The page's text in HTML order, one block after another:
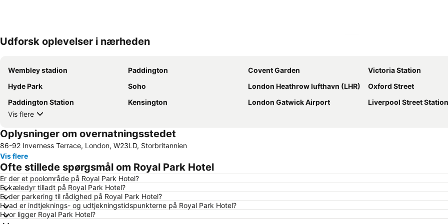
Udforsk oplevelser i nærheden
Wembley stadion Paddington Covent Garden
Victoria Station
Hyde Park
Soho London Heathrow lufthavn (LHR)
Oxford Street
Paddington Station
Kensington London Gatwick Airport
Liverpool Street Station
Vis flere
Oplysninger om overnatningsstedet
86-92 Inverness Terrace, London, W23LD, Storbritannien
Vis flere
Ofte stillede spørgsmål om Royal Park Hotel
Er der et poolområde på Royal Park Hotel?
Er kæledyr tilladt på Royal Park Hotel?
Er der parkering til rådighed på Royal Park Hotel?
Hvad er indtjeknings- og udtjekningstidspunkterne på Royal Park Hotel?
Hvor ligger Royal Park Hotel?